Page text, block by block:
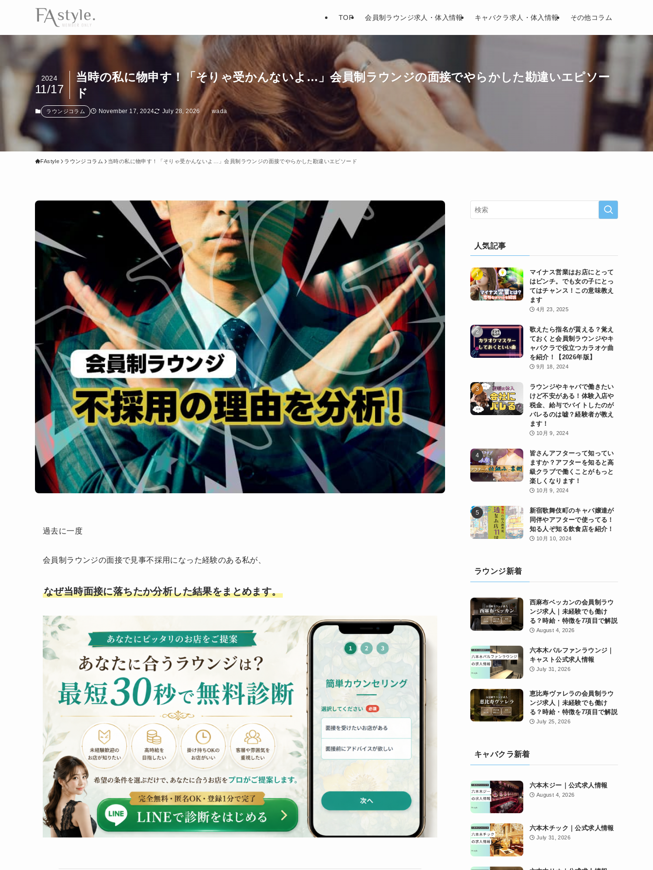
TOP 会員制ラウンジ求人・体入情報 キャバクラ求人・体入情報 その他コラム
当時の私に物申す！「そりゃ受かんないよ…」会員制ラウンジの面接でやらかした勘違いエピソー
ド
2024
11/17
ラウンジコラム November 17, 2024 July 28, 2026 wada
FAstyle ラウンジコラム 当時の私に物申す！「そりゃ受かんないよ…」会員制ラウンジの面接でやらかした勘違いエピソード
過去に一度
会員制ラウンジの面接で見事不採用になった経験のある私が、
なぜ当時面接に落ちたか分析した結果をまとめます。
人気記事
マイナス営業はお店にとって
はピンチ。でも女の子にとっ
てはチャンス！この意味教え
ます
4月 23, 2025
歌えたら指名が貰える？覚え
ておくと会員制ラウンジやキ
ャバクラで役立つカラオケ曲
を紹介！【2026年版】
9月 18, 2024
ラウンジやキャバで働きたい
けど不安がある！体験入店や
税金、給与でバイトしたのが
バレるのは嘘？経験者が教え
ます！
10月 9, 2024
皆さんアフターって知ってい
ますか？アフターを知ると高
級クラブで働くことがもっと
楽しくなります！
10月 9, 2024
新宿歌舞伎町のキャバ嬢達が
同伴やアフターで使ってる！
知る人ぞ知る飲食店を紹介！
10月 10, 2024
ラウンジ新着
西麻布ベッカンの会員制ラウ
ンジ求人｜未経験でも働け
る？時給・特徴を7項目で解説
August 4, 2026
六本木パルファンラウンジ｜
キャスト公式求人情報
July 31, 2026
恵比寿ヴァレラの会員制ラウ
ンジ求人｜未経験でも働け
る？時給・特徴を7項目で解説
July 25, 2026
キャバクラ新着
六本木ジー｜公式求人情報
August 4, 2026
六本木チック｜公式求人情報
July 31, 2026